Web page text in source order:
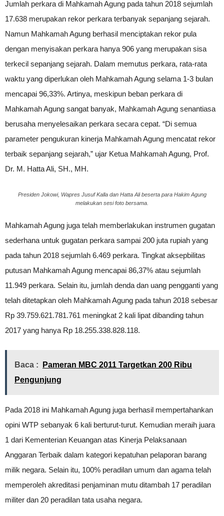
Jumlah perkara di Mahkamah Agung pada tahun 2018 sejumlah
17.638 merupakan rekor perkara terbanyak sepanjang sejarah.
Namun Mahkamah Agung berhasil menciptakan rekor pula
dengan menyisakan perkara hanya 906 yang merupakan sisa
terkecil sepanjang sejarah. Dalam memutus perkara, rata-rata
waktu yang diperlukan oleh Mahkamah Agung selama 1-3 bulan
mencapai 96,33%. Artinya, meskipun beban perkara di
Mahkamah Agung sangat banyak, Mahkamah Agung senantiasa
berusaha menyelesaikan perkara secara cepat. “Di semua
parameter pengukuran kinerja Mahkamah Agung mencatat rekor
terbaik sepanjang sejarah,” ujar Ketua Mahkamah Agung, Prof.
Dr. M. Hatta Ali, SH., MH.
Presiden Jokowi, Wapres Jusuf Kalla dan Hatta Ali beserta para Hakim Agung
melakukan sesi foto bersama.
Mahkamah Agung juga telah memberlakukan instrumen gugatan
sederhana untuk gugatan perkara sampai 200 juta rupiah yang
pada tahun 2018 sejumlah 6.469 perkara. Tingkat aksepbilitas
putusan Mahkamah Agung mencapai 86,37% atau sejumlah
11.949 perkara. Selain itu, jumlah denda dan uang pengganti yang
telah ditetapkan oleh Mahkamah Agung pada tahun 2018 sebesar
Rp 39.759.621.781.761 meningkat 2 kali lipat dibanding tahun
2017 yang hanya Rp 18.255.338.828.118.
Baca :
Pameran MBC 2011 Targetkan 200 Ribu
Pengunjung
Pada 2018 ini Mahkamah Agung juga berhasil mempertahankan
opini WTP sebanyak 6 kali berturut-turut. Kemudian meraih juara
1 dari Kementerian Keuangan atas Kinerja Pelaksanaan
Anggaran Terbaik dalam kategori kepatuhan pelaporan barang
milik negara. Selain itu, 100% peradilan umum dan agama telah
memperoleh akreditasi penjaminan mutu ditambah 17 peradilan
militer dan 20 peradilan tata usaha negara.